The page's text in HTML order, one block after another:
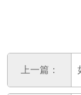
上一篇：